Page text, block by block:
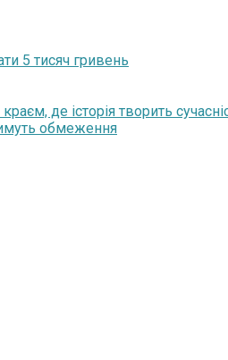
5 тисяч гривень
де історія творить
обмеження